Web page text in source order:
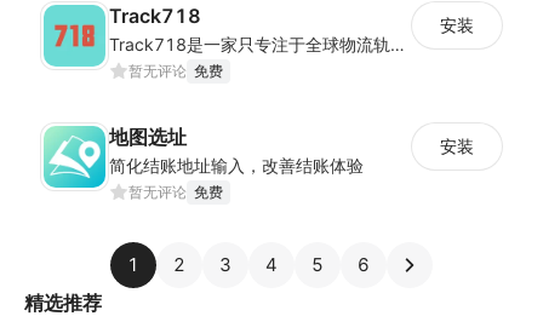
Track718
Track718是一家只专注于全球物流轨迹查询的独立平台,为用户提供优质的一站式物流轨迹查询服务体验，帮助用户监控物流服务质量，提升店铺好评率，有助于提升销售业
暂无评论 免费
安装
地图选址
简化结账地址输入，改善结账体验
暂无评论 免费
安装
1 2 3 4 5 6
精选推荐